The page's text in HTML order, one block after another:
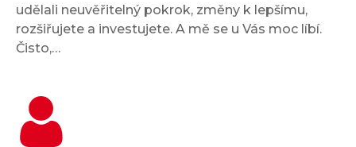
udělali neuvěřitelný pokrok, změny k lepšímu,
rozšiřujete a investujete. A mě se u Vás moc líbí.
Čisto,…